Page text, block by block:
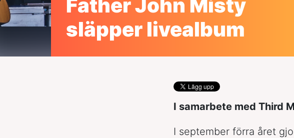
Father John Misty
släpper livealbum
I samarbete med Third
I september förra året